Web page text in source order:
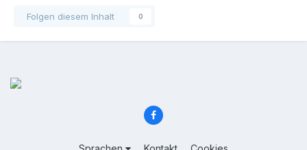
Folgen diesem Inhalt 0